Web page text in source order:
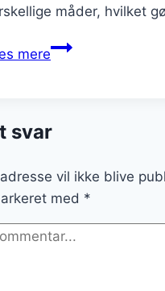
måder, hvilket
mereKalveculotte
rødvinssauce
svar
vil ikke blive
med *